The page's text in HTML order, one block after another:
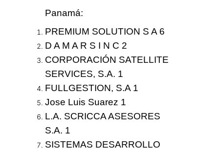
Panamá:
PREMIUM SOLUTION S A 6
D A M A R S I N C 2
CORPORACIÓN SATELLITE
SERVICES, S.A. 1
FULLGESTION, S.A 1
Jose Luis Suarez 1
L.A. SCRICCA ASESORES
S.A. 1
SISTEMAS DESARROLLO